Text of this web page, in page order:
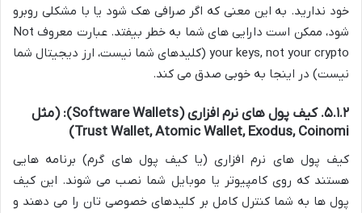
خود ندارید. به این معنی که اگر صرافی هک شود یا با مشکلی روبرو
شود، ممکن است دارایی های شما به خطر بیفتد. عبارت معروف Not
your keys, not your crypto (کلیدهای شما نیست، ارز دیجیتال شما
نیست) در اینجا به خوبی صدق می کند.
۵.۱.۲. کیف پول های نرم افزاری (Software Wallets): (مثل
Trust Wallet, Atomic Wallet, Exodus, Coinomi)
کیف پول های نرم افزاری (یا کیف پول های گرم) برنامه هایی
هستند که روی کامپیوتر یا موبایل شما نصب می شوند. این کیف
پول ها به شما کنترل کامل بر کلیدهای خصوصی تان را می دهند و